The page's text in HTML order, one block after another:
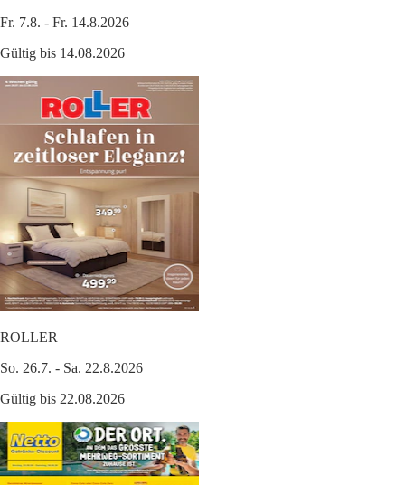
Fr. 7.8. - Fr. 14.8.2026
Gültig bis 14.08.2026
ROLLER
So. 26.7. - Sa. 22.8.2026
Gültig bis 22.08.2026